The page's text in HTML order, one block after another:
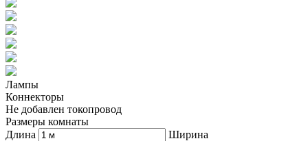
Лампы
Коннекторы
Не добавлен токопровод
Размеры комнаты
Длина
Ширина